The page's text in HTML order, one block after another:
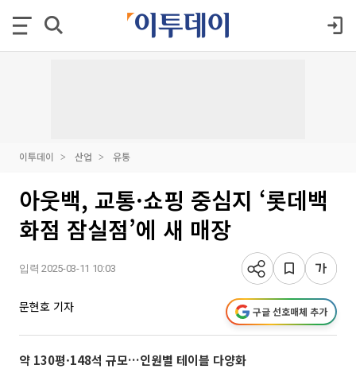
이투데이 산업 유통
아웃백, 교통·쇼핑 중심지 ‘롯데백
화점 잠실점’에 새 매장
입력 2025-03-11 10:03
문현호 기자 구글 선호매체 추가
약 130평·148석 규모…인원별 테이블 다양화